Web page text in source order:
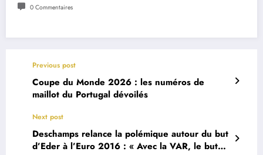
0 Commentaires
Previous post
Coupe du Monde 2026 : les numéros de
maillot du Portugal dévoilés
Next post
Deschamps relance la polémique autour du but
d’Eder à l’Euro 2016 : « Avec la VAR, le but